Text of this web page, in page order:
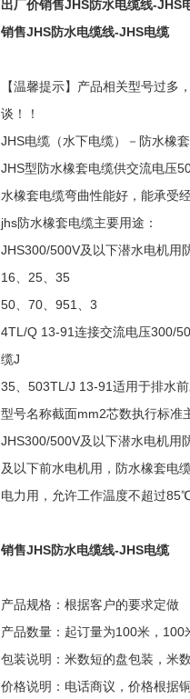
出厂价销售JHS防水电缆线-JHS
销售JHS防水电缆线-JHS电缆
【温馨提示】产品相关型号过
谈！！
JHS电缆（水下电缆）－防水
JHS型防水橡套电缆供交流电压
水橡套电缆弯曲性能好，能承受
jhs防水橡套电缆主要用途：
JHS300/500V及以下潜水电机用
16、25、35
50、70、951、3
4TL/Q 13-91连接交流电压300/
缆J
35、503TL/J 13-91适用于排水
型号名称截面mm2芯数执行标准
JHS300/500V及以下潜水电机用
及以下前水电机用，防水橡套电
电力用，允许工作温度不超过
销售JHS防水电缆线-JHS电缆
产品规格：根据客户的要求定做
产品数量：起订量为100米，100
包装说明：米数短的盘包装，米
价格说明：电话商议，价格根据